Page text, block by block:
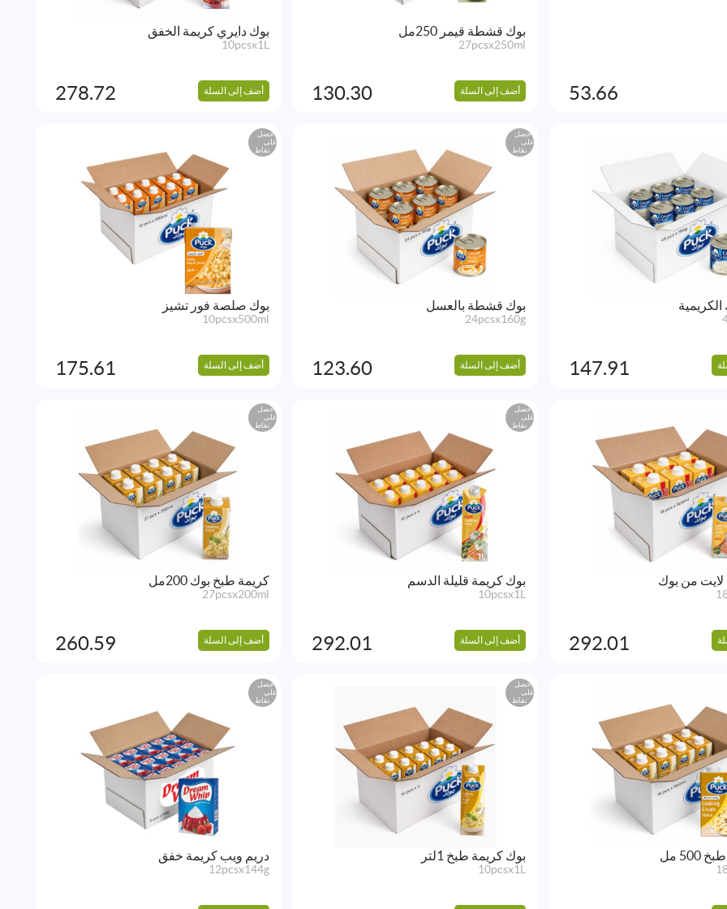
53.66
بوك قشطة قيمر 250مل
27pcsx250ml
أضف إلى السلة 130.30
بوك دايري كريمة الخفق
10pcsx1L
أضف إلى السلة 278.72
147.91
احصل
على
نقاط
بوك قشطة بالعسل
24pcsx160g
أضف إلى السلة 123.60
احصل
على
نقاط
بوك صلصة فور تشيز
10pcsx500ml
أضف إلى السلة 175.61
من بوك
292.01
احصل
على
نقاط
بوك كريمة قليلة الدسم
10pcsx1L
أضف إلى السلة 292.01
احصل
على
نقاط
كريمة طبخ بوك 200مل
27pcsx200ml
أضف إلى السلة 260.59
مل
احصل
على
نقاط
بوك كريمة طبخ 1لتر
10pcsx1L
احصل
على
نقاط
دريم ويب كريمة خفق
12pcsx144g